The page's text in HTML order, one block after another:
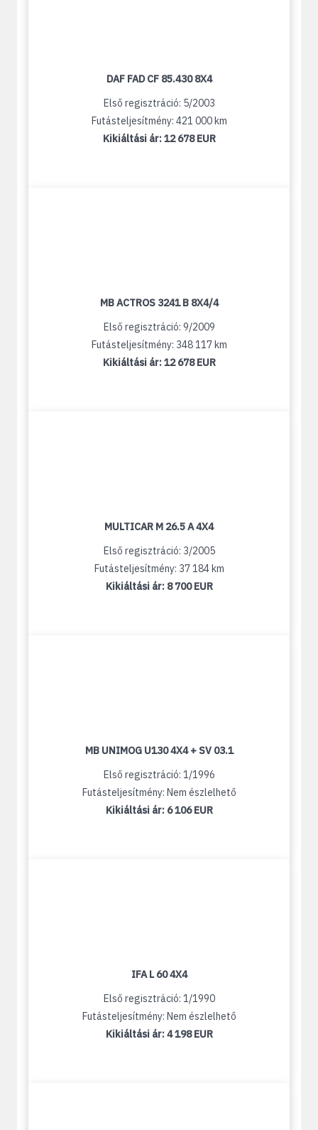
DAF FAD CF 85.430 8X4
Első regisztráció: 5/2003
Futásteljesítmény: 421 000 km
Kikiáltási ár:12 678 EUR
MB ACTROS 3241 B 8X4/4
Első regisztráció: 9/2009
Futásteljesítmény: 348 117 km
Kikiáltási ár:12 678 EUR
MULTICAR M 26.5 A 4X4
Első regisztráció: 3/2005
Futásteljesítmény: 37 184 km
Kikiáltási ár: 8 700 EUR
MB UNIMOG U130 4X4 + SV 03.1
Első regisztráció: 1/1996
Futásteljesítmény: Nem észlelhető
Kikiáltási ár: 6 106 EUR
IFA L 60 4X4
Első regisztráció: 1/1990
Futásteljesítmény: Nem észlelhető
Kikiáltási ár:4 198 EUR